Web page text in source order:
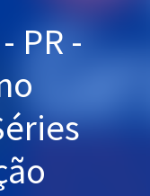
PR -